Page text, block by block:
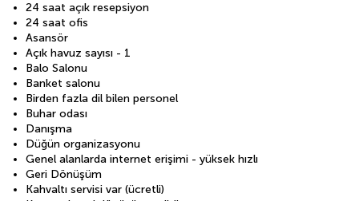
24 saat açık resepsiyon
24 saat ofis
Asansör
Açık havuz sayısı - 1
Balo Salonu
Banket salonu
Birden fazla dil bilen personel
Buhar odası
Danışma
Düğün organizasyonu
Genel alanlarda internet erişimi - yüksek hızlı
Geri Dönüşüm
Kahvaltı servisi var (ücretli)